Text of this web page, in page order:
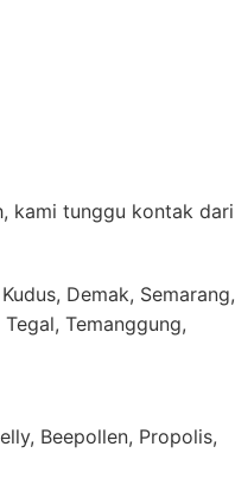
kami tunggu kontak dari
Demak, Semarang,
Temanggung,
Beepollen, Propolis,